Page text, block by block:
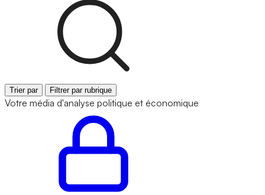
Trier par Filtrer par rubrique
Votre média d'analyse politique et économique